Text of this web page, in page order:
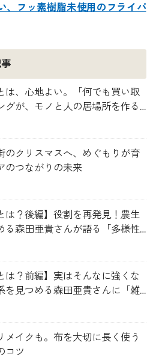
、フッ素樹脂未使用のフライパ
は、心地よい。「何でも買い取
グが、モノと人の居場所を作る
のクリスマスへ、めぐもりが育
のつながりの未来
は？後編】役割を再発見！農生
る森田亜貴さんが語る「多様性
は？前編】実はそんなに強くな
を見つめる森田亜貴さんに「雑
メイクも。布を大切に長く使う
コツ